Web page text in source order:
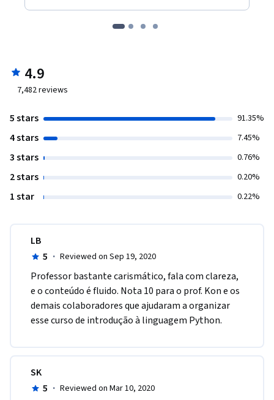
4.9
7,482reviews
5 stars 91.35%
4 stars 7.45%
3 stars 0.76%
2 stars 0.20%
1 star 0.22%
LB
5 · Reviewed on Sep 19, 2020
Professor bastante carismático, fala com clareza,
e o conteúdo é fluido. Nota 10 para o prof. Kon e os
demais colaboradores que ajudaram a organizar
esse curso de introdução à linguagem Python.
SK
5 · Reviewed on Mar 10, 2020